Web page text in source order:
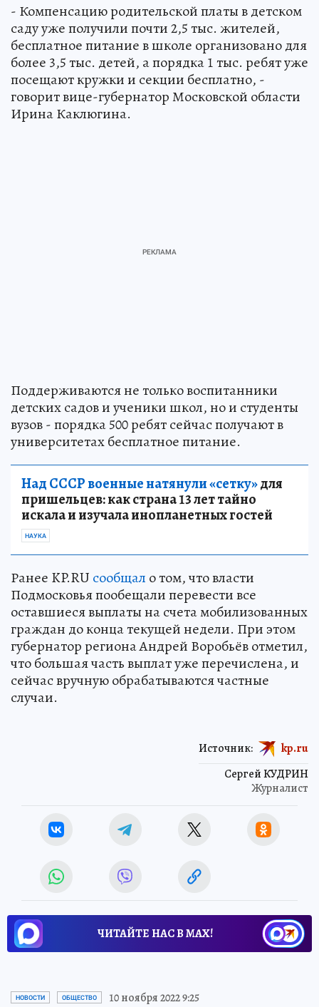
- Компенсацию родительской платы в детском
саду уже получили почти 2,5 тыс. жителей,
бесплатное питание в школе организовано для
более 3,5 тыс. детей, а порядка 1 тыс. ребят уже
посещают кружки и секции бесплатно, -
говорит вице-губернатор Московской области
Ирина Каклюгина.
Поддерживаются не только воспитанники
детских садов и ученики школ, но и студенты
вузов - порядка 500 ребят сейчас получают в
университетах бесплатное питание.
Над СССР военные натянули «сетку»для
пришельцев: как страна 13 лет тайно
искала и изучала инопланетных гостей
НАУКА
Ранее KP.RU сообщал о том, что власти
Подмосковья пообещали перевести все
оставшиеся выплаты на счета мобилизованных
граждан до конца текущей недели. При этом
губернатор региона Андрей Воробьёв отметил,
что большая часть выплат уже перечислена, и
сейчас вручную обрабатываются частные
случаи.
Сергей КУДРИН
Журналист
Источник: kp.ru
ЧИТАЙТЕ НАС В МАХ!
НОВОСТИ ОБЩЕСТВО 10 ноября 2022 9:25